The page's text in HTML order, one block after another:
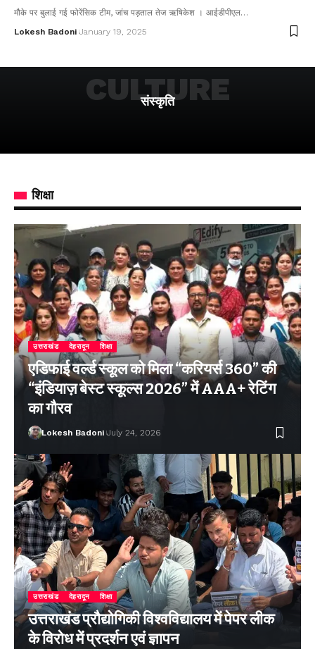
मौके पर बुलाई गई फोरेंसिक टीम, जांच पड़ताल तेज ऋषिकेश । आईडीपीएल…
Lokesh Badoni January 19, 2025
संस्कृति
CULTURE
शिक्षा
उत्तराखंड देहरादून शिक्षा
एडिफाई वर्ल्ड स्कूल को मिला “करियर्स 360” की
“इंडियाज़ बेस्ट स्कूल्स 2026” में AAA+ रेटिंग
का गौरव
Lokesh Badoni July 24, 2026
उत्तराखंड देहरादून शिक्षा
उत्तराखंड प्रौद्योगिकी विश्वविद्यालय में पेपर लीक
के विरोध में प्रदर्शन एवं ज्ञापन